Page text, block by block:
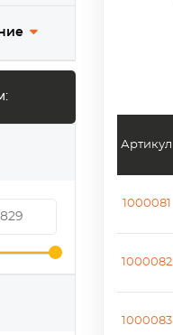
Артикул
1000081
1000082
1000083